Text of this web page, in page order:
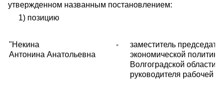
утвержденном названным постановлением:
1) позицию
"Некина
Антонина Анатольевна
-
заместитель
экономической
Волгоградской области,
руководителя рабочей